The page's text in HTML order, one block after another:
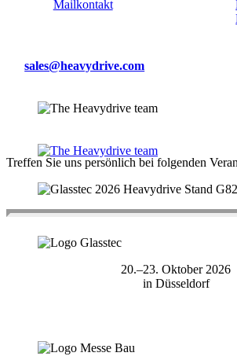
sales@heavydrive.com
Treffen Sie uns persönlich bei folgenden
20.–23. Oktober 2026
in Düsseldorf